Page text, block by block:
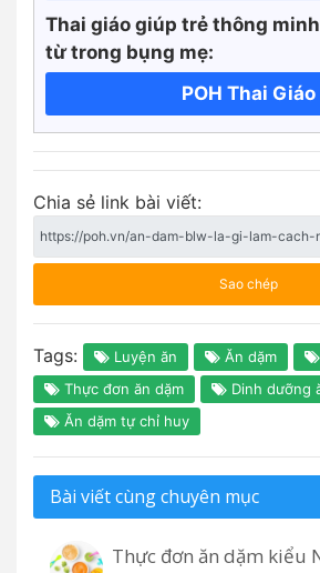
Thai giáo giúp trẻ thông
từ trong bụng mẹ:
POH Thai Giáo
Chia sẻ link bài viết:
Sao chép
Tags: Luyện ăn Ăn dặm
Thực đơn ăn dặm
Dinh dưỡng
Ăn dặm tự chỉ huy
Bài viết cùng chuyên mục
Thực đơn ăn dặm kiểu